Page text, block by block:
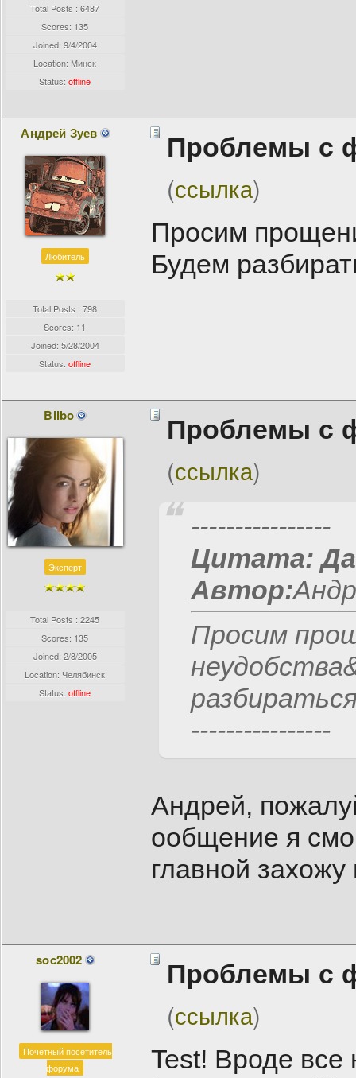
Total Posts : 6487
Scores: 135
Joined: 9/4/2004
Location: Минск
Status:offline
Андрей Зуев
Любитель
Total Posts : 798
Scores: 11
Joined: 5/28/2004
Status:offline
Проблемы с
(ссылка)
Просим
Будем
Bilbo
Эксперт
Total Posts : 2245
Scores: 135
Joined: 2/8/2005
Location: Челябинск
Status:offline
Проблемы с
(ссылка)
----------------
Цитата:
Автор:
Просим
----------------
Андрей,
ообщение я
главной
soc2002
Почетный посетитель
форума
Проблемы с
(ссылка)
Test! Вроде все